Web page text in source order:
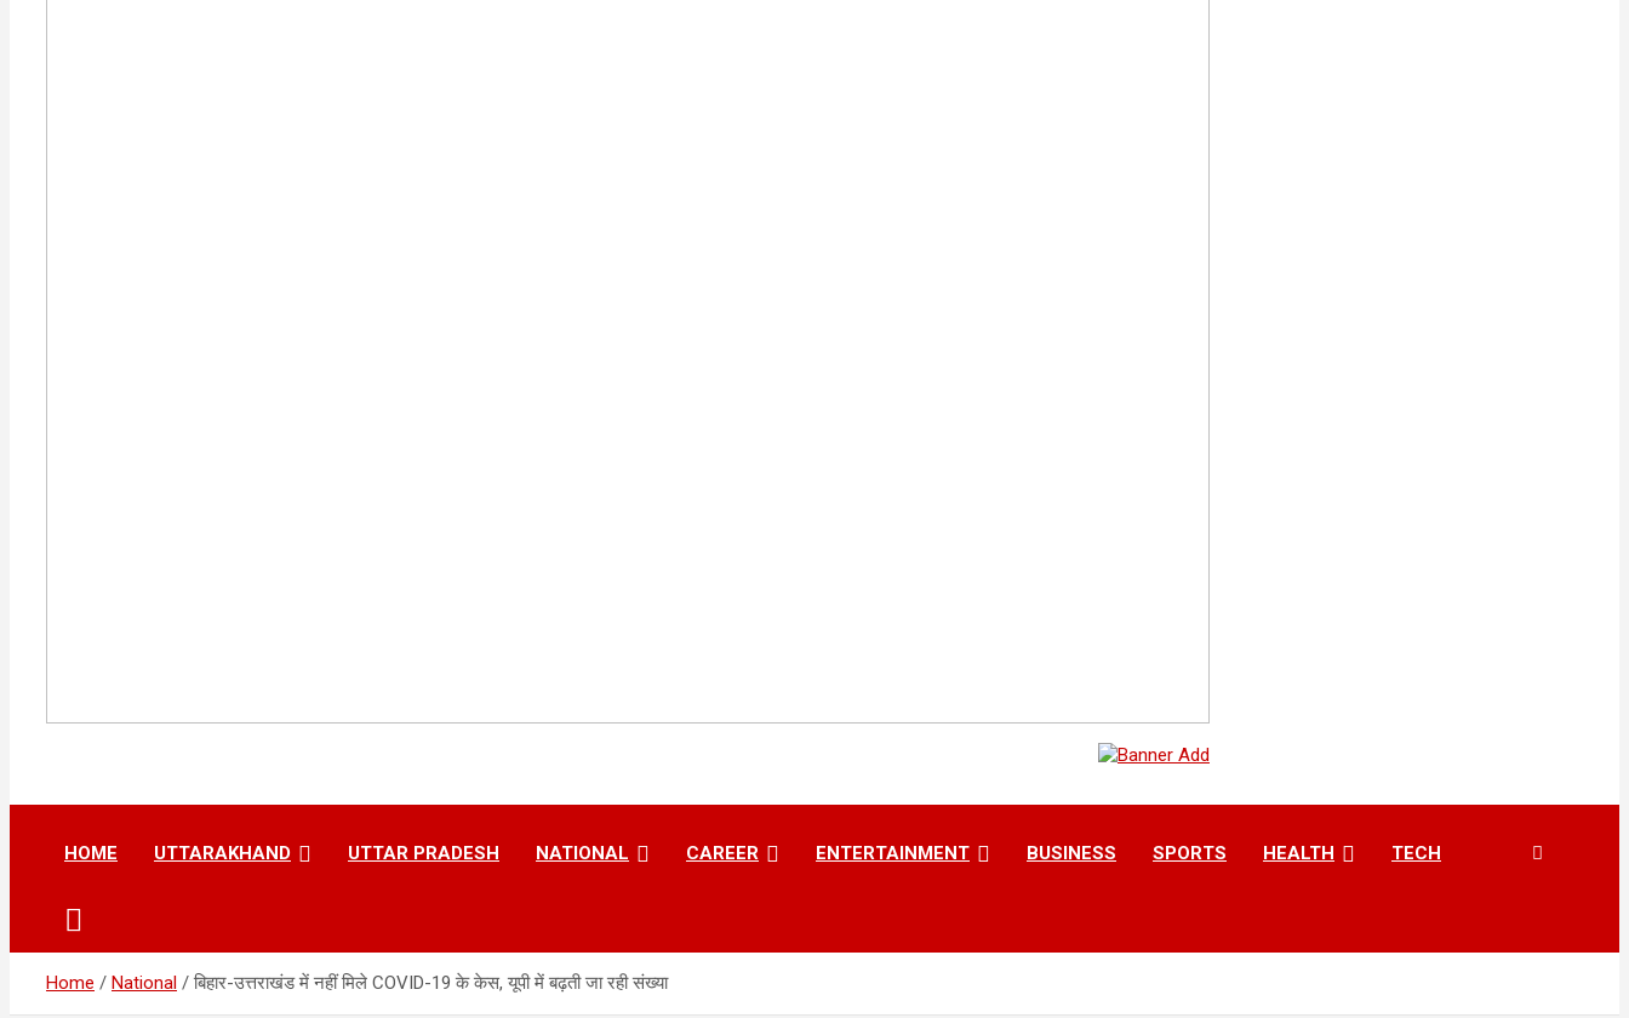
HOME UTTARAKHAND UTTAR PRADESH NATIONAL CAREER ENTERTAINMENT BUSINESS SPORTS HEALTH TECH
Home National बिहार-उत्तराखंड में नहीं मिले COVID-19 के केस, यूपी में बढ़ती जा रही संख्या